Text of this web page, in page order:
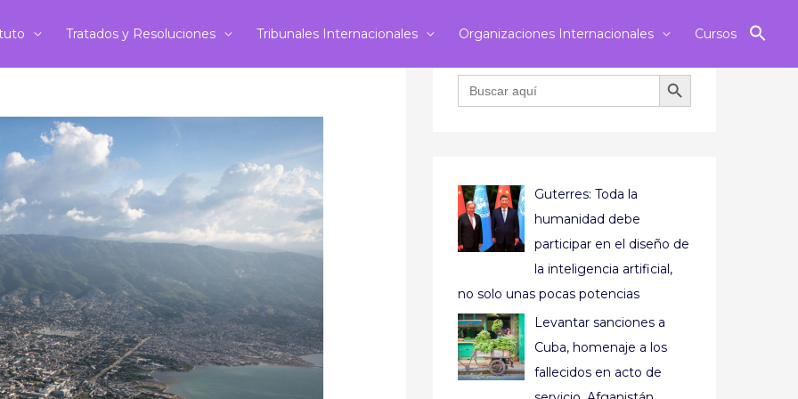
Tratados y Resoluciones Tribunales Internacionales Organizaciones Internacionales Cursos
Buscar: BOTÓN DE BÚSQUEDA
Guterres: Toda la
humanidad debe
participar en el diseño de
la inteligencia artificial,
no solo unas pocas potencias
Levantar sanciones a
Cuba, homenaje a los
fallecidos en acto de